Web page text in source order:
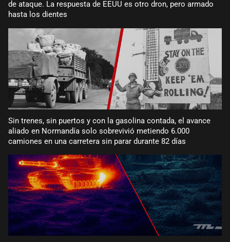
de ataque. La respuesta de EEUU es otro dron, pero armado
hasta los dientes
Sin trenes, sin puertos y con la gasolina contada, el avance
aliado en Normandía solo sobrevivió metiendo 6.000
camiones en una carretera sin parar durante 82 días